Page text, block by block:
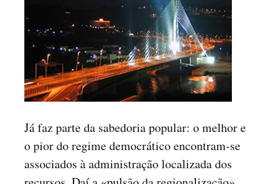
Já faz parte da sabedoria popular: o melhor e
o pior do regime democrático encontram-se
associados à administração localizada dos